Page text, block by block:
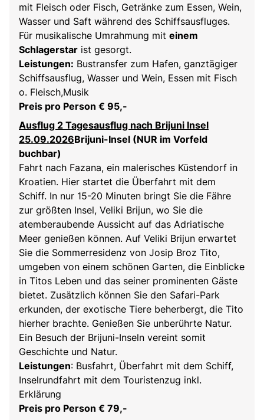
mit Fleisch oder Fisch, Getränke zum Essen, Wein,
Wasser und Saft während des Schiffsausfluges.
Für musikalische Umrahmung mit einem
Schlagerstar ist gesorgt.
Leistungen: Bustransfer zum Hafen, ganztägiger
Schiffsausflug, Wasser und Wein, Essen mit Fisch
o. Fleisch,Musik
Preis pro Person € 95,-
Ausflug 2 Tagesausflug nach Brijuni Insel
25.09.2026Brijuni-Insel (NUR im Vorfeld
buchbar)
Fahrt nach Fazana, ein malerisches Küstendorf in
Kroatien. Hier startet die Überfahrt mit dem
Schiff. In nur 15-20 Minuten bringt Sie die Fähre
zur größten Insel, Veliki Brijun, wo Sie die
atemberaubende Aussicht auf das Adriatische
Meer genießen können. Auf Veliki Brijun erwartet
Sie die Sommerresidenz von Josip Broz Tito,
umgeben von einem schönen Garten, die Einblicke
in Titos Leben und das seiner prominenten Gäste
bietet. Zusätzlich können Sie den Safari-Park
erkunden, der exotische Tiere beherbergt, die Tito
hierher brachte. Genießen Sie unberührte Natur.
Ein Besuch der Brijuni-Inseln vereint somit
Geschichte und Natur.
Leistungen: Busfahrt, Überfahrt mit dem Schiff,
Inselrundfahrt mit dem Touristenzug inkl.
Erklärung
Preis pro Person € 79,-